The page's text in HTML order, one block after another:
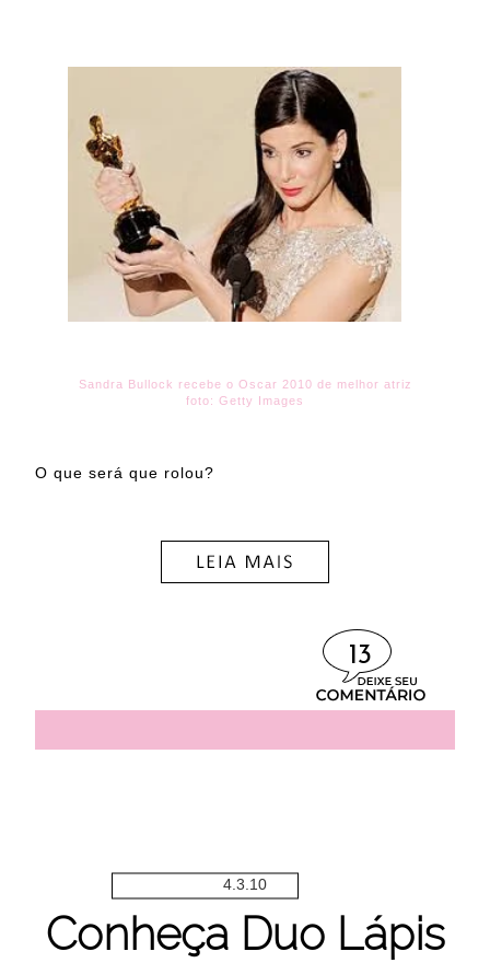
Sandra Bullock recebe o Oscar 2010 de melhor atriz
foto: Getty Images
O que será que rolou?
13
4.3.10
Conheça Duo Lápis